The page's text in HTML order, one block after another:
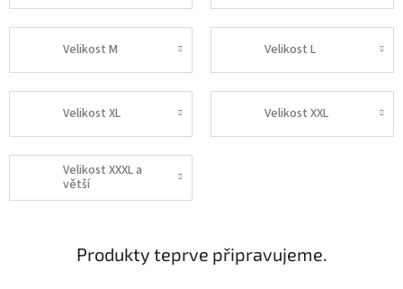
Velikost M Velikost L
Velikost XL Velikost XXL
Velikost XXXL a
větší
Produkty teprve připravujeme.